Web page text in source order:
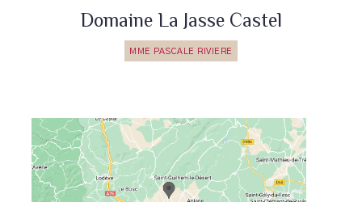
Domaine La Jasse Castel
MME PASCALE RIVIERE